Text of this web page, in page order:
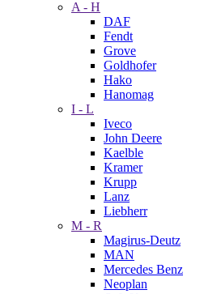
A - H
DAF
Fendt
Grove
Goldhofer
Hako
Hanomag
I - L
Iveco
John Deere
Kaelble
Kramer
Krupp
Lanz
Liebherr
M - R
Magirus-Deutz
MAN
Mercedes Benz
Neoplan